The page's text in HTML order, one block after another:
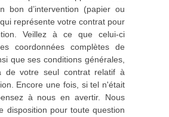
bon d’intervention (papier ou
représente votre contrat pour
Veillez à ce que celui-ci
coordonnées complètes de
que ses conditions générales,
de votre seul contrat relatif à
Encore une fois, si tel n'était
à nous en avertir. Nous
disposition pour toute question